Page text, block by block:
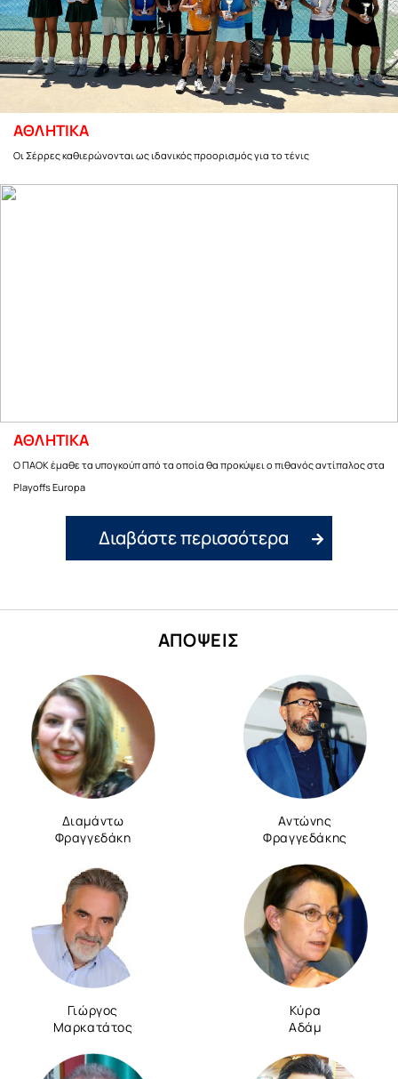
ΑΘΛΗΤΙΚΑ
Οι Σέρρες καθιερώνονται ως ιδανικός προορισμός για το τένις
ΑΘΛΗΤΙΚΑ
Ο ΠΑΟΚ έμαθε τα υπογκούπ από τα οποία θα προκύψει ο πιθανός αντίπαλος στα
Playoffs Europa
Διαβάστε περισσότερα
ΑΠΟΨΕΙΣ
Διαμάντω
Φραγγεδάκη
Αντώνης
Φραγγεδάκης
Γιώργος
Μαρκατάτος
Κύρα
Αδάμ